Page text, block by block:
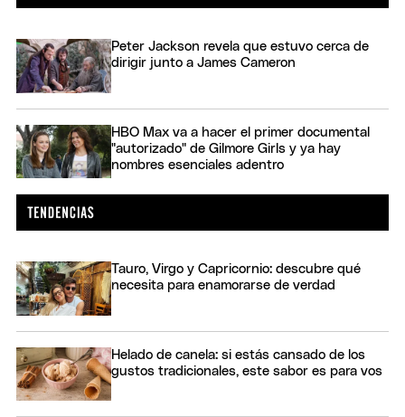
Peter Jackson revela que estuvo cerca de
dirigir junto a James Cameron
HBO Max va a hacer el primer documental
"autorizado" de Gilmore Girls y ya hay
nombres esenciales adentro
Tauro, Virgo y Capricornio: descubre qué
necesita para enamorarse de verdad
Helado de canela: si estás cansado de los
gustos tradicionales, este sabor es para vos